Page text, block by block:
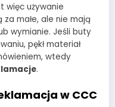
więc używanie
za małe, ale nie mają
wymianie. Jeśli buty
pękł materiał
wtedy
.
w CCC